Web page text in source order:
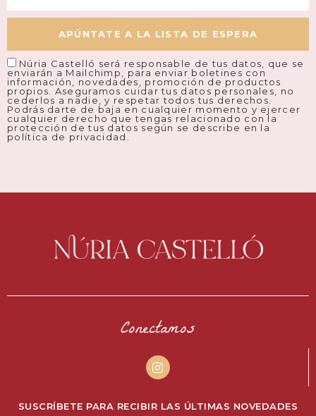
Núria Castelló será responsable de tus datos, que se
enviarán a Mailchimp, para enviar boletines con
información, novedades, promoción de productos
propios. Aseguramos cuidar tus datos personales, no
cederlos a nadie, y respetar todos tus derechos.
Podrás darte de baja en cualquier momento y ejercer
cualquier derecho que tengas relacionado con la
protección de tus datos según se describe en la
política de privacidad.
APÚNTATE A LA LISTA DE ESPERA
Conectamos
I
n
a
SUSCRÍBETE PARA RECIBIR LAS ÚLTIMAS NOVEDADES